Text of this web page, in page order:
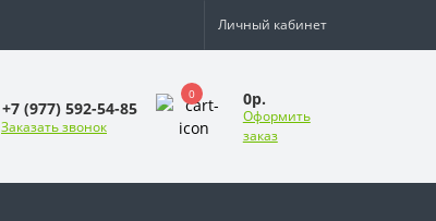
Личный кабинет
+7 (977) 592-54-85
Заказать звонок
0 0р.
Оформить
заказ